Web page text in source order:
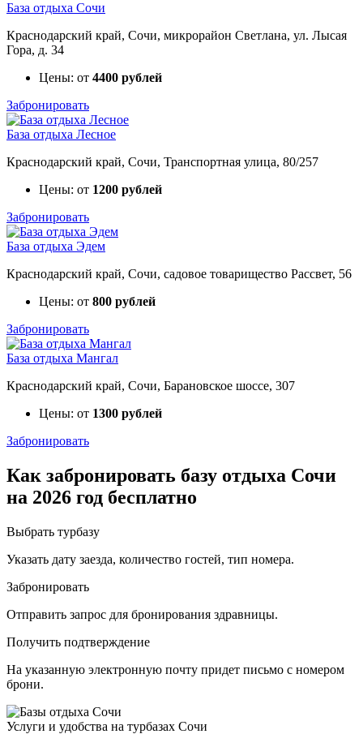
База отдыха Сочи
Краснодарский край, Сочи, микрорайон Светлана, ул. Лысая
Гора, д. 34
Цены: от 4400 рублей
Забронировать
База отдыха Лесное
Краснодарский край, Сочи, Транспортная улица, 80/257
Цены: от 1200 рублей
Забронировать
База отдыха Эдем
Краснодарский край, Сочи, садовое товарищество Рассвет, 56
Цены: от 800 рублей
Забронировать
База отдыха Мангал
Краснодарский край, Сочи, Барановское шоссе, 307
Цены: от 1300 рублей
Забронировать
Как забронировать базу отдыха Сочи
на 2026 год бесплатно
Выбрать турбазу
Указать дату заезда, количество гостей, тип номера.
Забронировать
Отправить запрос для бронирования здравницы.
Получить подтверждение
На указанную электронную почту придет письмо с номером
брони.
Услуги и удобства на турбазах Сочи